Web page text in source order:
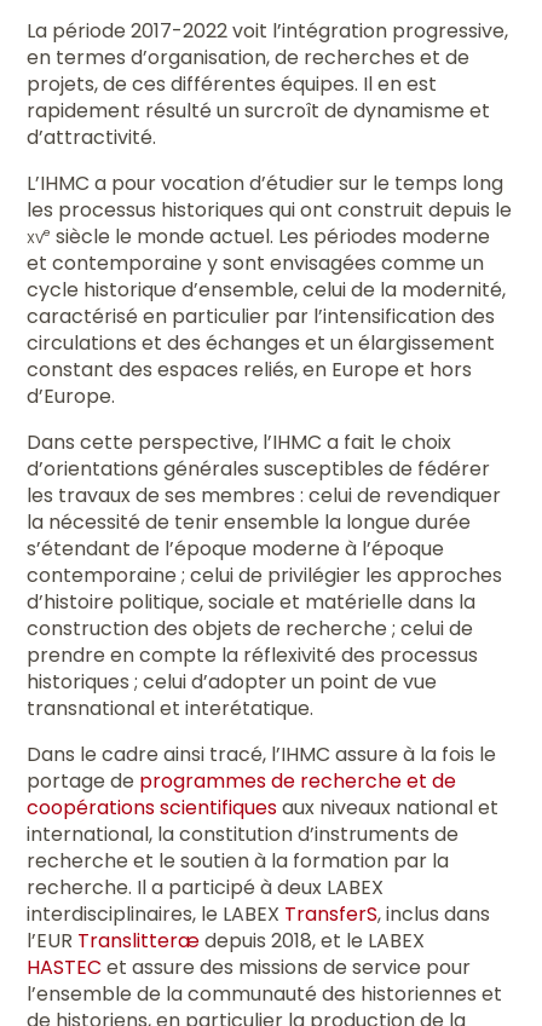
La période 2017-2022 voit l’intégration progressive,
en termes d’organisation, de recherches et de
projets, de ces différentes équipes. Il en est
rapidement résulté un surcroît de dynamisme et
d’attractivité.
L’IHMC a pour vocation d’étudier sur le temps long
les processus historiques qui ont construit depuis le
xve siècle le monde actuel. Les périodes moderne
et contemporaine y sont envisagées comme un
cycle historique d’ensemble, celui de la modernité,
caractérisé en particulier par l’intensification des
circulations et des échanges et un élargissement
constant des espaces reliés, en Europe et hors
d’Europe.
Dans cette perspective, l’IHMC a fait le choix
d’orientations générales susceptibles de fédérer
les travaux de ses membres : celui de revendiquer
la nécessité de tenir ensemble la longue durée
s’étendant de l’époque moderne à l’époque
contemporaine ; celui de privilégier les approches
d’histoire politique, sociale et matérielle dans la
construction des objets de recherche ; celui de
prendre en compte la réflexivité des processus
historiques ; celui d’adopter un point de vue
transnational et interétatique.
Dans le cadre ainsi tracé, l’IHMC assure à la fois le
portage de programmes de recherche et de
coopérations scientifiquesaux niveaux national et
international, la constitution d’instruments de
recherche et le soutien à la formation par la
recherche. Il a participé à deux LABEX
interdisciplinaires, le LABEX TransferS, inclus dans
l’EUR Translitterædepuis 2018, et le LABEX
HASTEC et assure des missions de service pour
l’ensemble de la communauté des historiennes et